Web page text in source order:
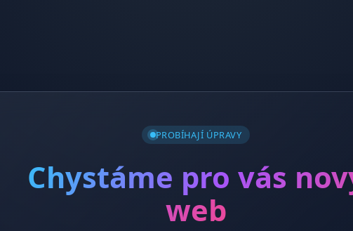
PROBÍHAJÍ ÚPRAVY
Chystáme pro vás
web